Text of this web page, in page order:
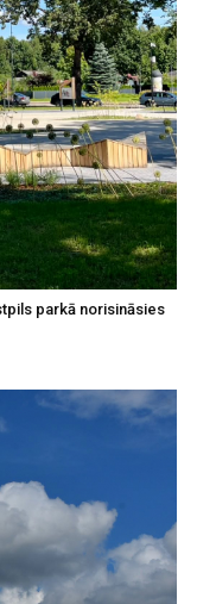
parkā norisināsies